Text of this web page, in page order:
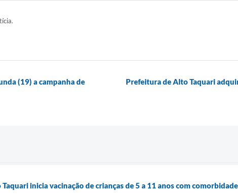
(19) a campanha de
Prefeitura de Alto Taquari
inicia vacinação de crianças de 5 a 11 anos com